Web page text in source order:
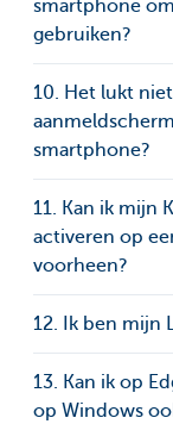
smartphone
gebruiken?
10. Het lukt
smartphone?
11. Kan ik mijn
activeren op
voorheen?
12. Ik ben mijn
13. Kan ik op
op Windows